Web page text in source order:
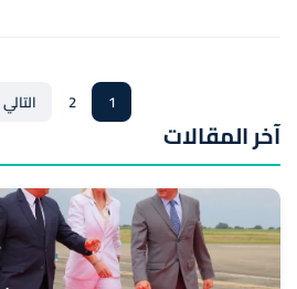
1
2 التالي
آخر المقالات